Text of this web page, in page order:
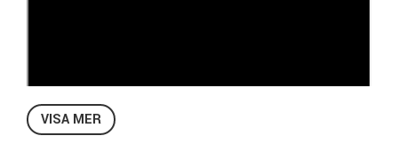
VISA MER